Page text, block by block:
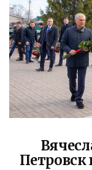
Петровск